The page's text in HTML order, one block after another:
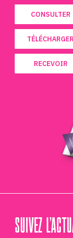
CONSULTER
TÉLÉCHARGER
RECEVOIR
SUIVEZ